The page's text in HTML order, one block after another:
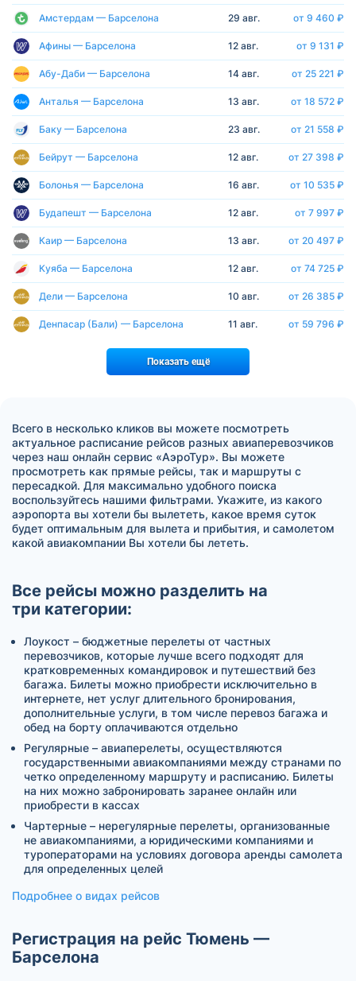
Амстердам — Барселона 29 авг. от 9 460 ₽
Афины — Барселона 12 авг. от 9 131 ₽
Абу-Даби — Барселона 14 авг. от 25 221 ₽
Анталья — Барселона 13 авг. от 18 572 ₽
Баку — Барселона 23 авг. от 21 558 ₽
Бейрут — Барселона 12 авг. от 27 398 ₽
Болонья — Барселона 16 авг. от 10 535 ₽
Будапешт — Барселона 12 авг. от 7 997 ₽
Каир — Барселона 13 авг. от 20 497 ₽
Куяба — Барселона 12 авг. от 74 725 ₽
Дели — Барселона 10 авг. от 26 385 ₽
Денпасар (Бали) — Барселона 11 авг. от 59 796 ₽
Показать ещё
Всего в несколько кликов вы можете посмотреть
актуальное расписание рейсов разных авиаперевозчиков
через наш онлайн сервис «АэроТур». Вы можете
просмотреть как прямые рейсы, так и маршруты с
пересадкой. Для максимально удобного поиска
воспользуйтесь нашими фильтрами. Укажите, из какого
аэропорта вы хотели бы вылететь, какое время суток
будет оптимальным для вылета и прибытия, и самолетом
какой авиакомпании Вы хотели бы лететь.
Все рейсы можно разделить на
три категории:
Лоукост – бюджетные перелеты от частных
перевозчиков, которые лучше всего подходят для
кратковременных командировок и путешествий без
багажа. Билеты можно приобрести исключительно в
интернете, нет услуг длительного бронирования,
дополнительные услуги, в том числе перевоз багажа и
обед на борту оплачиваются отдельно
Регулярные – авиаперелеты, осуществляются
государственными авиакомпаниями между странами по
четко определенному маршруту и расписанию. Билеты
на них можно забронировать заранее онлайн или
приобрести в кассах
Чартерные – нерегулярные перелеты, организованные
не авиакомпаниями, а юридическими компаниями и
туроператорами на условиях договора аренды самолета
для определенных целей
Подробнее о видах рейсов
Регистрация на рейс Тюмень —
Барселона